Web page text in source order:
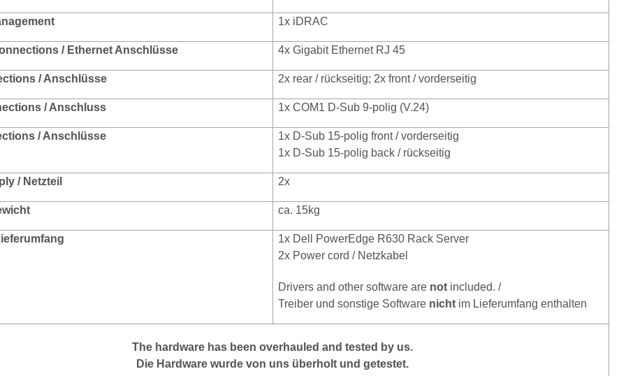
1x iDRAC
/ Ethernet Anschlüsse 4x Gigabit Ethernet RJ 45
/ Anschlüsse 2x rear / rückseitig; 2x front / vorderseitig
/ Anschluss 1x COM1 D-Sub 9-polig (V.24)
/ Anschlüsse
1x D-Sub 15-polig front / vorderseitig
1x D-Sub 15-polig back / rückseitig
/ Netzteil 2x
ca. 15kg
1x Dell PowerEdge R630 Rack Server
2x Power cord / Netzkabel
Drivers and other software are notincluded. /
Treiber und sonstige Software nichtim Lieferumfang enthalten
The hardware has been overhauled and tested by us.
Die Hardware wurde von uns überholt und getestet.